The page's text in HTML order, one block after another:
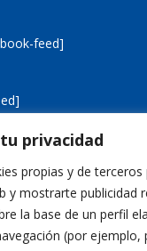
privacidad
propias y de terceros
y mostrarte publicidad
la base de un perfil
(por ejemplo,
feed]